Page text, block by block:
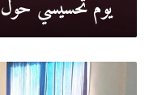
يوم تحسيسي حول